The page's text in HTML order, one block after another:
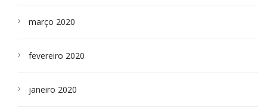
março 2020
fevereiro 2020
janeiro 2020